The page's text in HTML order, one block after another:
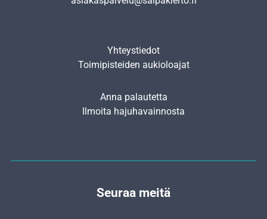
Yhteystiedot
Toimipisteiden aukioloajat
Anna palautetta
Ilmoita hajuhavainnosta
Seuraa meitä